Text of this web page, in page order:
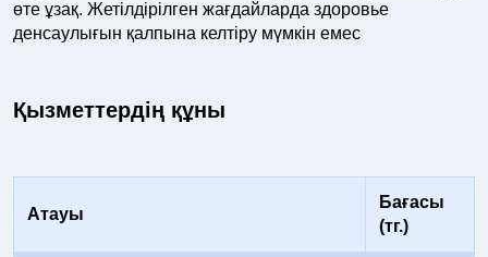
өте ұзақ. Жетілдірілген жағдайларда здоровье
денсаулығын қалпына келтіру мүмкін емес
Қызметтердің құны
Атауы
Бағасы
(тг.)